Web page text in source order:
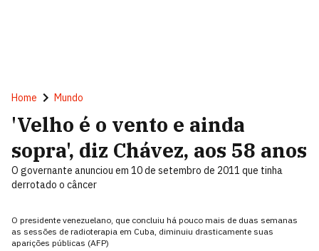
Home Mundo
'Velho é o vento e ainda
sopra', diz Chávez, aos 58 anos
O governante anunciou em 10 de setembro de 2011 que tinha
derrotado o câncer
O presidente venezuelano, que concluiu há pouco mais de duas semanas
as sessões de radioterapia em Cuba, diminuiu drasticamente suas
aparições públicas (AFP)